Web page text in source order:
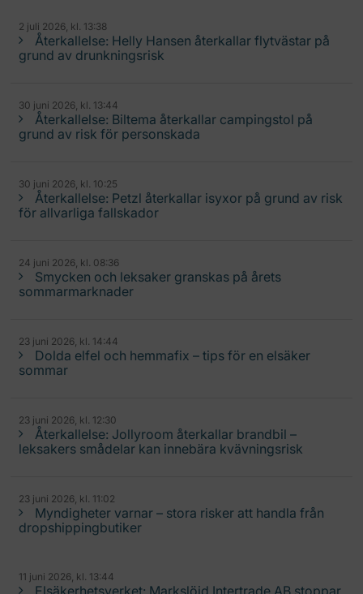
2 juli 2026, kl. 13:38
Återkallelse: Helly Hansen återkallar flytvästar på
grund av drunkningsrisk
30 juni 2026, kl. 13:44
Återkallelse: Biltema återkallar campingstol på
grund av risk för personskada
30 juni 2026, kl. 10:25
Återkallelse: Petzl återkallar isyxor på grund av risk
för allvarliga fallskador
24 juni 2026, kl. 08:36
Smycken och leksaker granskas på årets
sommarmarknader
23 juni 2026, kl. 14:44
Dolda elfel och hemmafix – tips för en elsäker
sommar
23 juni 2026, kl. 12:30
Återkallelse: Jollyroom återkallar brandbil –
leksakers smådelar kan innebära kvävningsrisk
23 juni 2026, kl. 11:02
Myndigheter varnar – stora risker att handla från
dropshippingbutiker
11 juni 2026, kl. 13:44
Elsäkerhetsverket: Markslöjd Intertrade AB stoppar